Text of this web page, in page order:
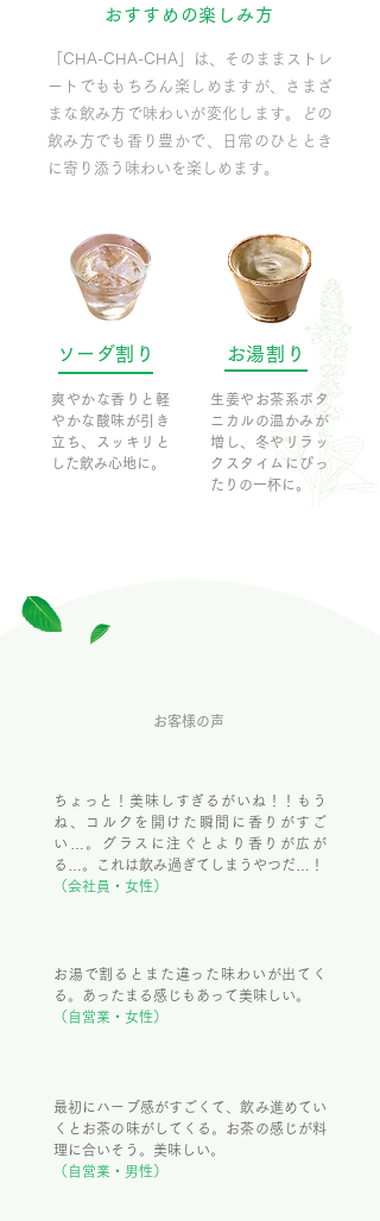
おすすめの楽しみ方
「CHA-CHA-CHA」は、そのままストレ
ートでももちろん楽しめますが、さまざ
まな飲み方で味わいが変化します。どの
飲み方でも香り豊かで、日常のひととき
に寄り添う味わいを楽しめます。
ソーダ割り
爽やかな香りと軽
やかな酸味が引き
立ち、スッキリと
した飲み心地に。
お湯割り
生姜やお茶系ボタ
ニカルの温かみが
増し、冬やリラッ
クスタイムにぴっ
たりの一杯に。
お客様の声
ちょっと！美味しすぎるがいね！！もう
ね、コルクを開けた瞬間に香りがすご
い…。グラスに注ぐとより香りが広が
る…。これは飲み過ぎてしまうやつだ…！
（会社員・女性）
お湯で割るとまた違った味わいが出てく
る。あったまる感じもあって美味しい。
（自営業・女性）
最初にハーブ感がすごくて、飲み進めてい
くとお茶の味がしてくる。お茶の感じが料
理に合いそう。美味しい。
（自営業・男性）